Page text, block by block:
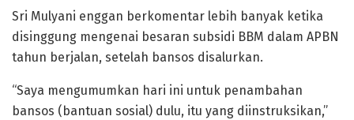
Sri Mulyani enggan berkomentar lebih banyak ketika
disinggung mengenai besaran subsidi BBM dalam APBN
tahun berjalan, setelah bansos disalurkan.
“Saya mengumumkan hari ini untuk penambahan
bansos (bantuan sosial) dulu, itu yang diinstruksikan,”